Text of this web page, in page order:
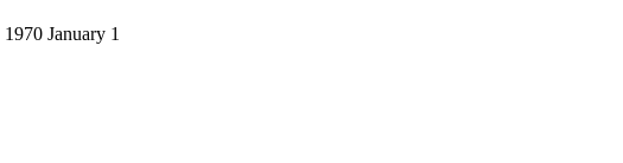
1970 January 1